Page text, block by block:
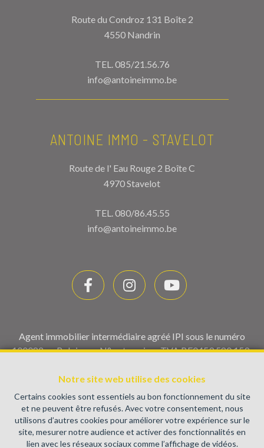
Notre site web utilise des cookies
Certains cookies sont essentiels au bon fonctionnement du site
et ne peuvent être refusés. Avec votre consentement, nous
utilisons d’autres cookies pour améliorer votre expérience sur le
site, mesurer notre audience et activer des fonctionnalités en
lien avec les réseaux sociaux comme l’affichage de vidéos.
Route du Condroz 131 Boîte 2
4550 Nandrin
TEL. 085/21.56.76
info@antoineimmo.be
ANTOINE IMMO - STAVELOT
Route de l' Eau Rouge 2 Boîte C
4970 Stavelot
TEL. 080/86.45.55
info@antoineimmo.be
Agent immobilier intermédiaire agréé IPI sous le numéro
100082 en Belgique - N° entreprise : TVA BE0459.580.159-
immobiliers, rue du Luxembourg 16B, 1000 Bruxelles (+32 2
505 38 50 - info@ipi.be) - Soumis au
code déontologique de l’
IPI
RC professionnelle et cautionnement via AXA Belgium SA,
Place du Trône 1, 1000 Bruxelles – police n° 730.390.160.